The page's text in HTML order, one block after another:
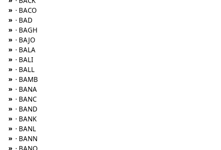
» · BACO
» · BAD
» · BAGH
» · BAJO
» · BALA
» · BALI
» · BALL
» · BAMB
» · BANA
» · BANC
» · BAND
» · BANK
» · BANL
» · BANN
»